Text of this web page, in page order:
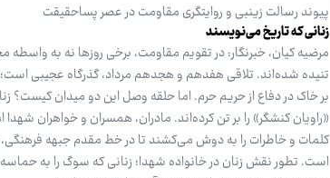
پیوند رسالت زینبی و روایتگری مقاومت در عصر پساحقیقت
زنانی که تاریخ می‌نویسند
مرضیه کیان، خبرنگار: در تقویم مقاومت، برخی روزها نه به
تنیده شده‌اند. تلاقی هفدهم و هجدهم مرداد، گذرگاه عجیبی
بر خاک در دفاع از حریم حرم. اما حلقه وصل این دو میدان کیست؟
«راویان کنشگر» را بر تن کرده‌اند. مادران، همسران و خواهران شهدا
کلمات و خاطرات را به دوش می‌کشند تا در خط مقدم جبهه
است. تطور نقش زنان در خانواده شهدا؛ زنانی که سوگ را به